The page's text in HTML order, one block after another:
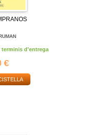
terminis d'entrega
€